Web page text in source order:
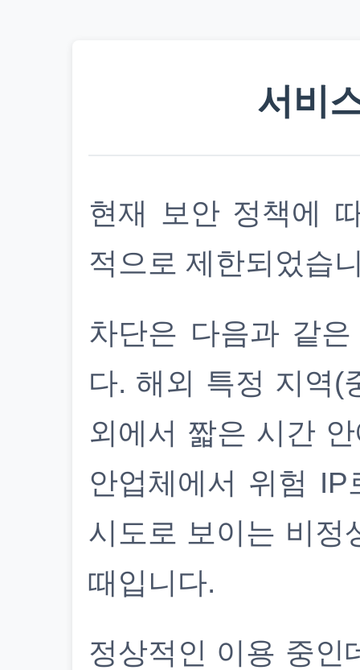
서비
현재 보안 정책에
적으로 제한되었습
차단은 다음과 같
다. 해외 특정 지역(
외에서 짧은 시간
안업체에서 위험
시도로 보이는 비정
때입니다.
정상적인 이용 중인